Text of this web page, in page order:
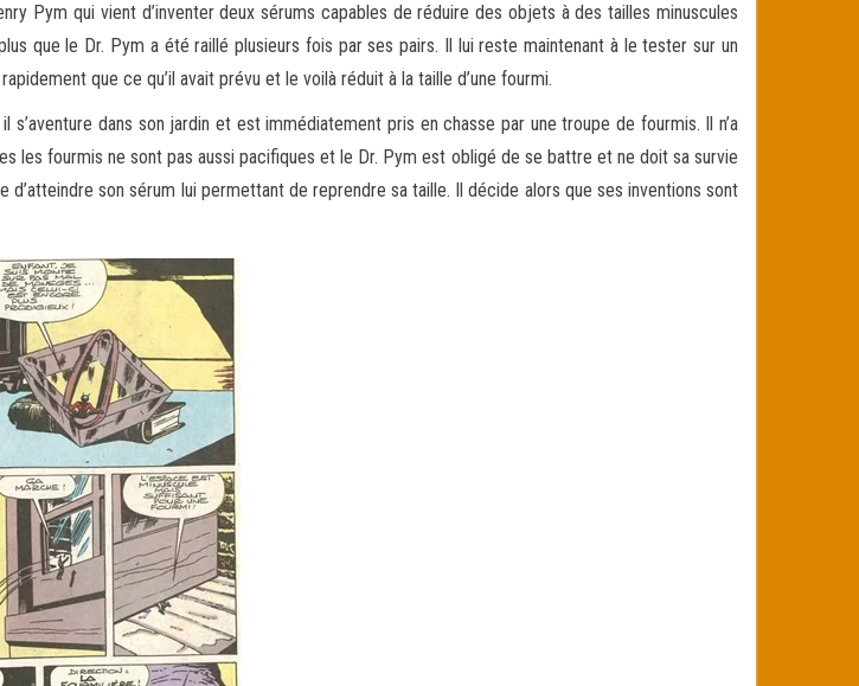
Pym qui vient d’inventer deux sérums capables de réduire des objets à des tailles minuscules
que le Dr. Pym a été raillé plusieurs fois par ses pairs. Il lui reste maintenant à le tester sur un
que ce qu’il avait prévu et le voilà réduit à la taille d’une fourmi.
dans son jardin et est immédiatement pris en chasse par une troupe de fourmis. Il n’a
les fourmis ne sont pas aussi pacifiques et le Dr. Pym est obligé de se battre et ne doit sa survie
d’atteindre son sérum lui permettant de reprendre sa taille. Il décide alors que ses inventions sont